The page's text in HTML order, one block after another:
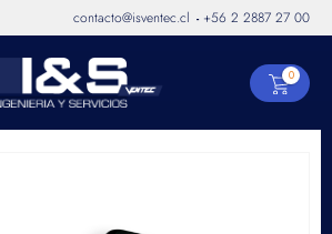
contacto@isventec.cl - +56 2 2887 27 00
0